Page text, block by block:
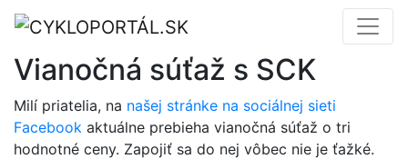
Vianočná súťaž s SCK
Milí priatelia, na našej stránke na sociálnej sieti
Facebook aktuálne prebieha vianočná súťaž o tri
hodnotné ceny. Zapojiť sa do nej vôbec nie je ťažké.